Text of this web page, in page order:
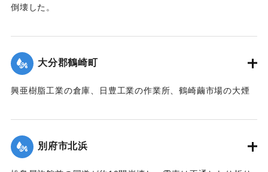
倒壊した。
｜固有コード:00474057
大分郡鶴崎町
興亜樹脂工業の倉庫、日豊工業の作業所、鶴崎繭市場の大煙
の損害などもあった。
【出典：大分合同新聞 1942年8月28日発行夕刊2面】
｜固有コード:00474058
別府市北浜